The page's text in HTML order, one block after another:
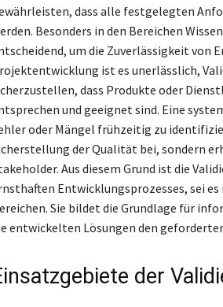
dass alle festgelegten
Besonders in den Bereichen
um die Zuverlässigkeit von
ist es unerlässlich,
dass Produkte oder
und geeignet sind. Eine
oder Mängel frühzeitig zu
der Qualität bei, sondern
Aus diesem Grund ist die
Entwicklungsprozesses, sei
Sie bildet die Grundlage für
entwickelten Lösungen den
der